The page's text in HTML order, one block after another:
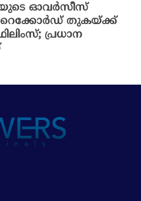
യുടെ ഓവർസീസ്
തുകയ്ക്ക്
പ്രധാന